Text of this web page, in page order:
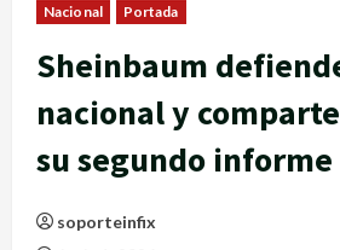
Nacional Portada
Sheinbaum
nacional y
su segundo informe
soporteinfix